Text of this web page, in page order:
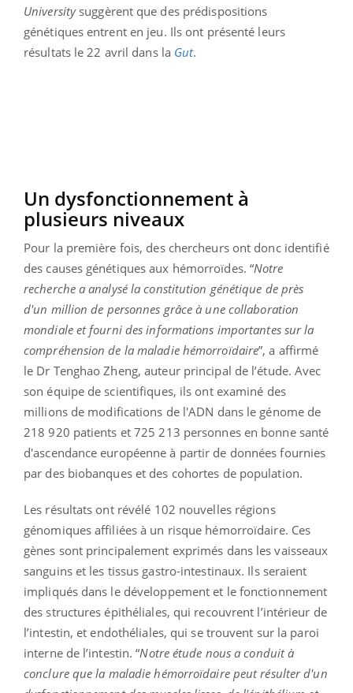
Universitysuggèrent que des prédispositions
génétiques entrent en jeu. Ils ont présenté leurs
résultats le 22 avril dans la Gut.
Un dysfonctionnement à
plusieurs niveaux
Pour la première fois, des chercheurs ont donc identifié
des causes génétiques aux hémorroïdes. “Notre
recherche a analysé la constitution génétique de près
d'un million de personnes grâce à une collaboration
mondiale et fourni des informations importantes sur la
compréhension de la maladie hémorroïdaire”, a affirmé
le Dr Tenghao Zheng, auteur principal de l’étude. Avec
son équipe de scientifiques, ils ont examiné des
millions de modifications de l'ADN dans le génome de
218 920 patients et 725 213 personnes en bonne santé
d'ascendance européenne à partir de données fournies
par des biobanques et des cohortes de population.
Les résultats ont révélé 102 nouvelles régions
génomiques affiliées à un risque hémorroïdaire. Ces
gènes sont principalement exprimés dans les vaisseaux
sanguins et les tissus gastro-intestinaux. Ils seraient
impliqués dans le développement et le fonctionnement
des structures épithéliales, qui recouvrent l’intérieur de
l’intestin, et endothéliales, qui se trouvent sur la paroi
interne de l’intestin. “Notre étude nous a conduit à
conclure que la maladie hémorroïdaire peut résulter d'un